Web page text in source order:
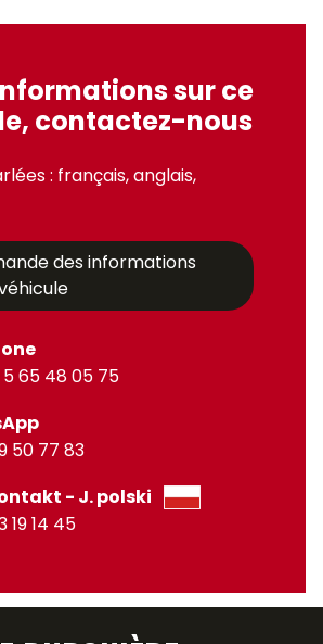
sur ce
contactez-nous
: français, anglais,
des informations
65 48 05 75
50 77 83
- J. polski
19 14 45